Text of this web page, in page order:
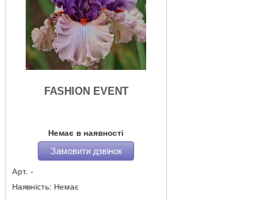
FASHION EVENT
Немає в наявності
Замовити дзвінок
Арт. -
Наявність: Немає